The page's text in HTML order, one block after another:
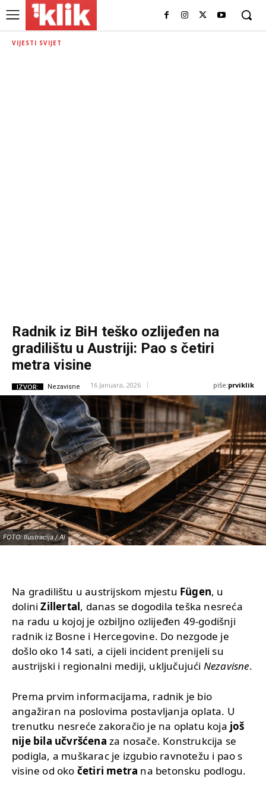
VIJESTI SVIJET
Radnik iz BiH teško ozlijeđen na
gradilištu u Austriji: Pao s četiri
metra visine
IZVOR: Nezavisne 16 Januara, 2026 piše:prviklik
FOTO: Ilustracija / Ai
Na gradilištu u austrijskom mjestu Fügen, u
doliniZillertal, danas se dogodila teška nesreća
na radu u kojoj je ozbiljno ozlijeđen 49-godišnji
radnik iz Bosne i Hercegovine. Do nezgode je
došlo oko 14 sati, a cijeli incident prenijeli su
austrijski i regionalni mediji, uključujući Nezavisne.
Prema prvim informacijama, radnik je bio
angažiran na poslovima postavljanja oplata. U
trenutku nesreće zakoračio je na oplatu koja još
nije bila učvršćena za nosače. Konstrukcija se
podigla, a muškarac je izgubio ravnotežu i pao s
visine od oko četiri metra na betonsku podlogu.